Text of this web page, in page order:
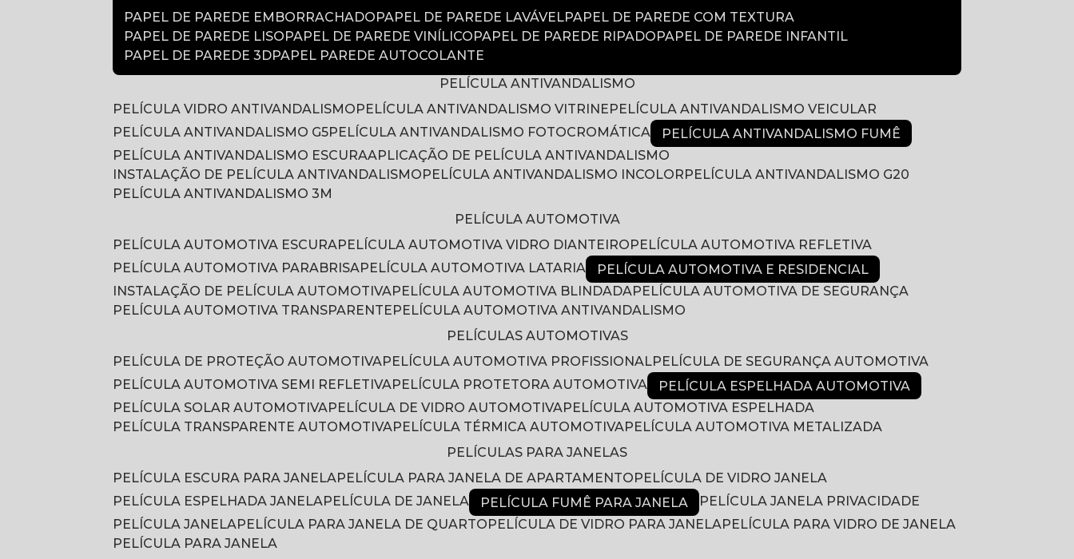
PAPEL DE PAREDE EMBORRACHADO
PAPEL DE PAREDE LAVÁVEL PAPEL DE PAREDE COM TEXTURA
PAPEL DE PAREDE LISO
PAPEL DE PAREDE VINÍLICO PAPEL DE PAREDE RIPADO
PAPEL DE PAREDE INFANTIL
PAPEL DE PAREDE 3D PAPEL PAREDE AUTOCOLANTE
PELÍCULA ANTIVANDALISMO
PELÍCULA VIDRO ANTIVANDALISMO
PELÍCULA ANTIVANDALISMO VITRINE
PELÍCULA ANTIVANDALISMO VEICULAR
PELÍCULA ANTIVANDALISMO G5
PELÍCULA ANTIVANDALISMO FOTOCROMÁTICA
PELÍCULA ANTIVANDALISMO FUMÊ
PELÍCULA ANTIVANDALISMO ESCURA
APLICAÇÃO DE PELÍCULA ANTIVANDALISMO
INSTALAÇÃO DE PELÍCULA ANTIVANDALISMO
PELÍCULA ANTIVANDALISMO INCOLOR
PELÍCULA ANTIVANDALISMO G20
PELÍCULA ANTIVANDALISMO 3M
PELÍCULA AUTOMOTIVA
PELÍCULA AUTOMOTIVA ESCURA
PELÍCULA AUTOMOTIVA VIDRO DIANTEIRO
PELÍCULA AUTOMOTIVA REFLETIVA
PELÍCULA AUTOMOTIVA PARABRISA
PELÍCULA AUTOMOTIVA LATARIA
PELÍCULA AUTOMOTIVA E RESIDENCIAL
INSTALAÇÃO DE PELÍCULA AUTOMOTIVA
PELÍCULA AUTOMOTIVA BLINDADA
PELÍCULA AUTOMOTIVA DE SEGURANÇA
PELÍCULA AUTOMOTIVA TRANSPARENTE
PELÍCULA AUTOMOTIVA ANTIVANDALISMO
PELÍCULAS AUTOMOTIVAS
PELÍCULA DE PROTEÇÃO AUTOMOTIVA
PELÍCULA AUTOMOTIVA PROFISSIONAL
PELÍCULA DE SEGURANÇA AUTOMOTIVA
PELÍCULA AUTOMOTIVA SEMI REFLETIVA
PELÍCULA PROTETORA AUTOMOTIVA
PELÍCULA ESPELHADA AUTOMOTIVA
PELÍCULA SOLAR AUTOMOTIVA
PELÍCULA DE VIDRO AUTOMOTIVA
PELÍCULA AUTOMOTIVA ESPELHADA
PELÍCULA TRANSPARENTE AUTOMOTIVA
PELÍCULA TÉRMICA AUTOMOTIVA
PELÍCULA AUTOMOTIVA METALIZADA
PELÍCULAS PARA JANELAS
PELÍCULA ESCURA PARA JANELA
PELÍCULA PARA JANELA DE APARTAMENTO
PELÍCULA DE VIDRO JANELA
PELÍCULA ESPELHADA JANELA
PELÍCULA DE JANELA PELÍCULA FUMÊ PARA JANELA
PELÍCULA JANELA PRIVACIDADE
PELÍCULA JANELA
PELÍCULA PARA JANELA DE QUARTO PELÍCULA DE VIDRO PARA JANELA
PELÍCULA PARA VIDRO DE JANELA
PELÍCULA PARA JANELA